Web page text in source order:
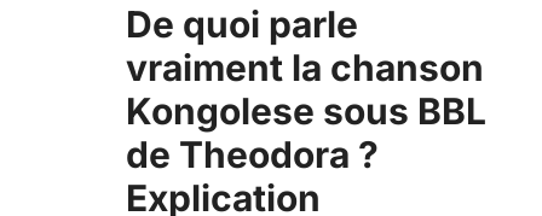
De quoi parle
vraiment la chanson
Kongolese sous BBL
de Theodora ?
Explication